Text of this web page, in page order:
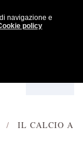
navigazione e
policy
IL CALCIO A